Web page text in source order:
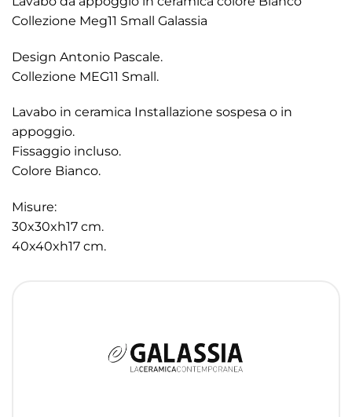
Collezione Meg11 Small Galassia
Design Antonio Pascale.
Collezione MEG11 Small.
Lavabo in ceramica Installazione sospesa o in
appoggio.
Fissaggio incluso.
Colore Bianco.
Misure:
30x30xh17 cm.
40x40xh17 cm.